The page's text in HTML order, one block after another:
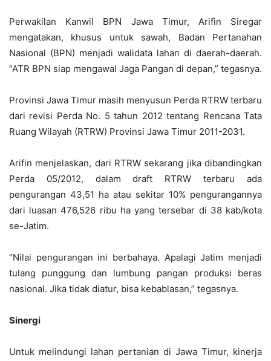
Perwakilan Kanwil BPN Jawa Timur, Arifin Siregar
mengatakan, khusus untuk sawah, Badan Pertanahan
Nasional (BPN) menjadi walidata lahan di daerah-daerah.
“ATR BPN siap mengawal Jaga Pangan di depan,” tegasnya.
Provinsi Jawa Timur masih menyusun Perda RTRW terbaru
dari revisi Perda No. 5 tahun 2012 tentang Rencana Tata
Ruang Wilayah (RTRW) Provinsi Jawa Timur 2011-2031.
Arifin menjelaskan, dari RTRW sekarang jika dibandingkan
Perda 05/2012, dalam draft RTRW terbaru ada
pengurangan 43,51 ha atau sekitar 10% pengurangannya
dari luasan 476,526 ribu ha yang tersebar di 38 kab/kota
se-Jatim.
“Nilai pengurangan ini berbahaya. Apalagi Jatim menjadi
tulang punggung dan lumbung pangan produksi beras
nasional. Jika tidak diatur, bisa kebablasan,” tegasnya.
Sinergi
Untuk melindungi lahan pertanian di Jawa Timur, kinerja